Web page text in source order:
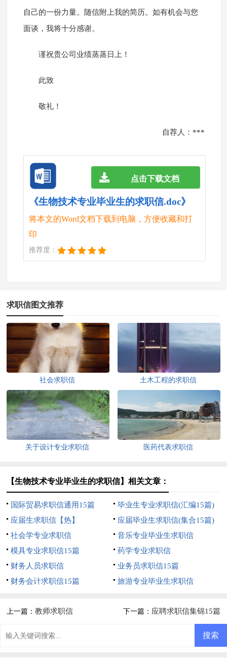
自己的一份力量。随信附上我的简历。如有机会与您
面谈，我将十分感谢。
谨祝贵公司业绩蒸蒸日上！
此致
敬礼！
自荐人：***
《生物技术专业毕业生的求职信.doc》
将本文的Word文档下载到电脑，方便收藏和打
印
推荐度：
点击下载文档
求职信图文推荐
社会求职信 土木工程的求职信
关于设计专业求职信 医药代表求职信
【生物技术专业毕业生的求职信】相关文章：
国际贸易求职信通用15篇
毕业生专业求职信(汇编15篇)
应届生求职信【热】
应届毕业生求职信(集合15篇)
社会学专业求职信
音乐专业毕业生求职信
模具专业求职信15篇
药学专业求职信
财务人员求职信
业务员求职信15篇
财务会计求职信15篇
旅游专业毕业生求职信
上一篇：教师求职信 下一篇： 应聘求职信集锦15篇